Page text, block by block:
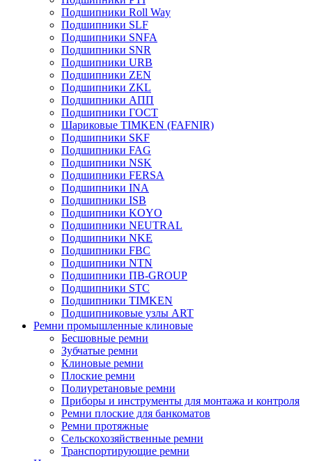
Подшипники Roll Way
Подшипники SLF
Подшипники SNFA
Подшипники SNR
Подшипники URB
Подшипники ZEN
Подшипники ZKL
Подшипники АПП
Подшипники ГОСТ
Шариковые ТІMKEN (FAFNIR)
Подшипники SKF
Подшипники FAG
Подшипники NSK
Подшипники FERSA
Подшипники INA
Подшипники ISB
Подшипники KOYO
Подшипники NEUTRAL
Подшипники NKE
Подшипники FBC
Подшипники NTN
Подшипники ПВ-GROUP
Подшипники STC
Подшипники TIMKEN
Подшипниковые узлы ART
Ремни промышленные клиновые
Бесшовные ремни
Зубчатые ремни
Клиновые ремни
Плоские ремни
Полиуретановые ремни
Приборы и инструменты для монтажа и контроля
Ремни плоские для банкоматов
Ремни протяжные
Сельскохозяйственные ремни
Транспортирующие ремни